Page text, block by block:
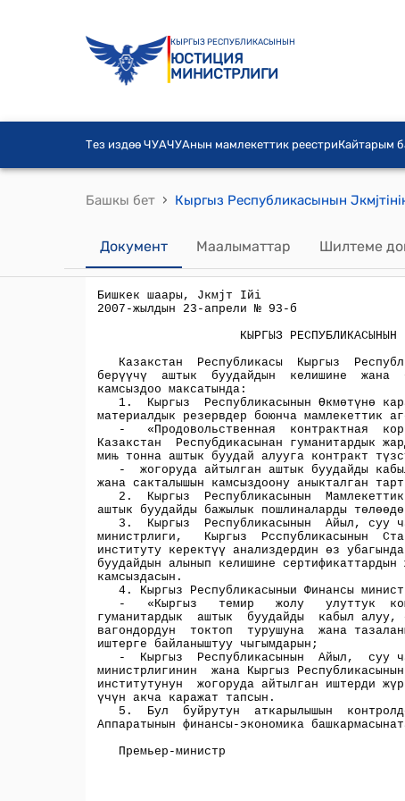
КЫРГЫЗ РЕСПУБЛИКАСЫНЫН
ЮСТИЦИЯ
МИНИСТРЛИГИ
Тез издөө ЧУАЧУАнын мамлекеттик реестриКайтарым
Башкы бет ›
Документ Маалыматтар Шилтеме